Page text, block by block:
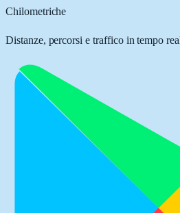
Chilometriche
Distanze, percorsi e traffico in tempo